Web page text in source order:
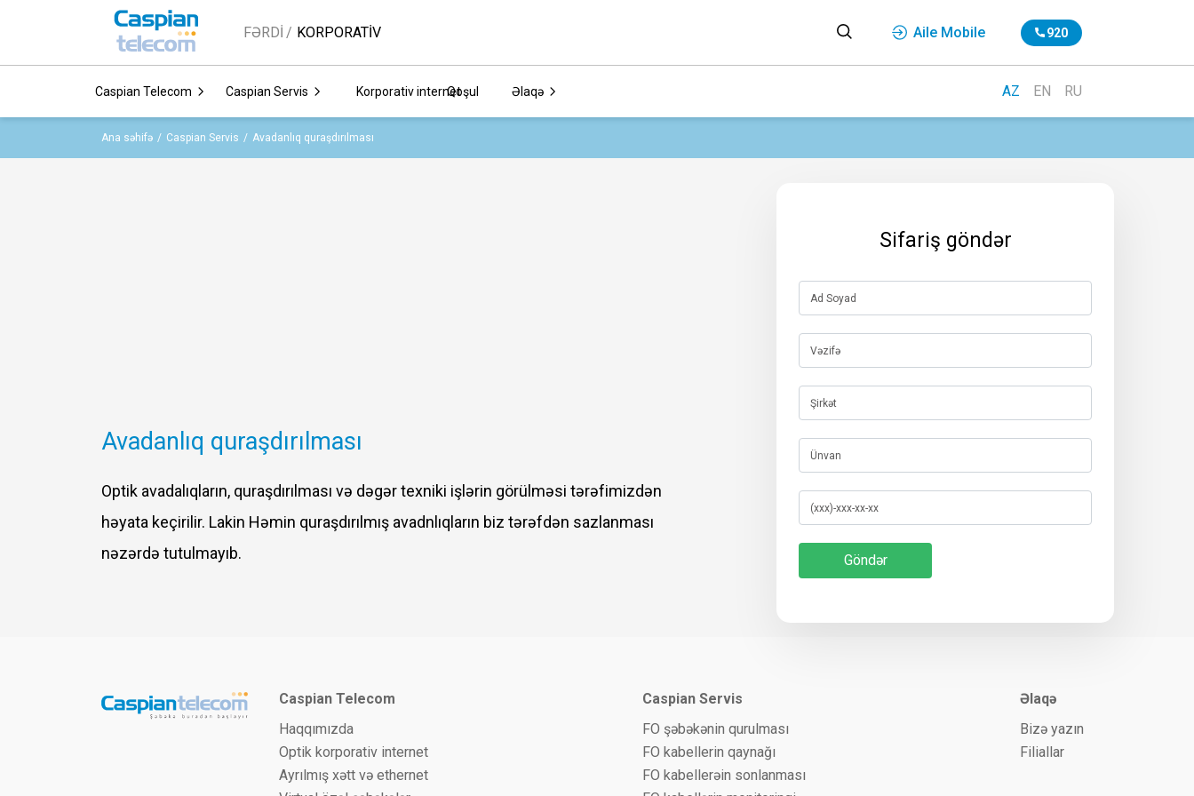
FƏRDI KORPORATİV Aile Mobile 920
Caspian Telecom Caspian Servis Korporativ internetQoşul Əlaqə AZ EN RU
Ana səhifə Caspian Servis Avadanlıq quraşdırılması
Avadanlıq quraşdırılması
Optik avadalıqların, quraşdırılması və dəgər texniki işlərin görülməsi tərəfimizdən
həyata keçirilir. Lakin Həmin quraşdırılmış avadnlıqların biz tərəfdən sazlanması
nəzərdə tutulmayıb.
Sifariş göndər
Caspian Telecom
Haqqımızda
Optik korporativ internet
Ayrılmış xətt və ethernet
Caspian Servis
FO şəbəkənin qurulması
FO kabellerin qaynağı
FO kabellerəin sonlanması
Əlaqə
Bizə yazın
Filiallar